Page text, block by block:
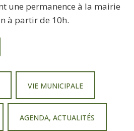
une permanence à la mairie
à partir de 10h.
VIE MUNICIPALE
AGENDA, ACTUALITÉS